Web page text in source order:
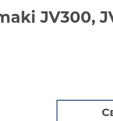
JV300,